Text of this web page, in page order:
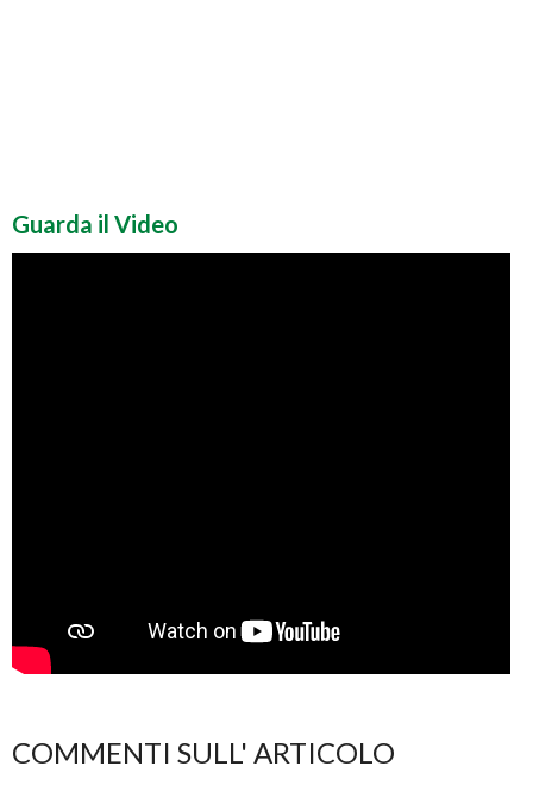
Guarda il Video
COMMENTI SULL' ARTICOLO